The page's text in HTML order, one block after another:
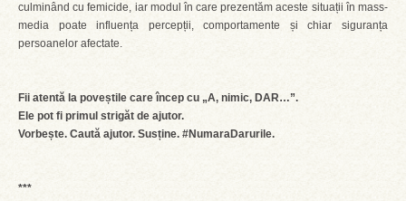
culminând cu femicide, iar modul în care prezentăm aceste situații în mass-
media poate influența percepții, comportamente și chiar siguranța
persoanelor afectate.
Fii atentă la poveștile care încep cu „A, nimic, DAR…”.
Ele pot fi primul strigăt de ajutor.
Vorbește. Caută ajutor. Susține. #NumaraDarurile.
***